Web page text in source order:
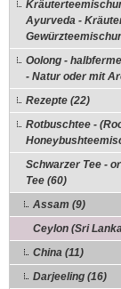
Ayurveda -
Oolong -
- Natur oder mit
Rezepte (22)
Rotbuschtee -
Schwarzer Tee -
Tee (60)
Assam (9)
Ceylon (Sri
China (11)
Darjeeling (16)